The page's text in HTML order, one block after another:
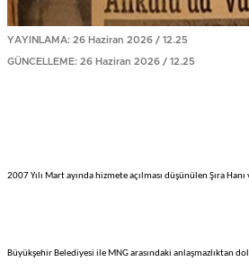
YAYINLAMA: 26 Haziran 2026 / 12.25
GÜNCELLEME: 26 Haziran 2026 / 12.25
2007 Yılı Mart ayında hizmete açılması düşünülen Şıra
Büyükşehir Belediyesi ile MNG arasındaki anlaşmazlıktan